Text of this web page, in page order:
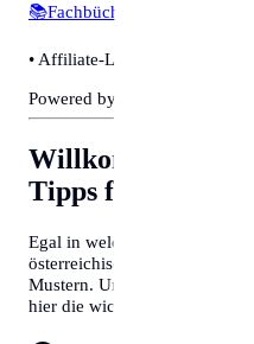
📚Fachbücher & Guides
• Affiliate-Link: Wir erhalten
Powered by Amazon 🛒
Willkommen in
Tipps für
Egal in welcher Stadt Sie sich
österreichische
Mustern. Um Zeit zu sparen
hier die wichtigsten Tipps für